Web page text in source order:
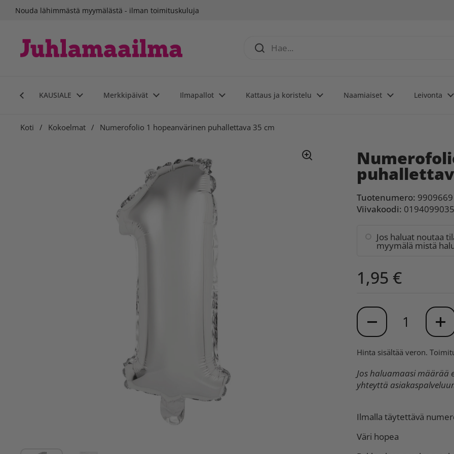
Siirry sisältöön
Nouda lähimmästä myymälästä - ilman toimituskuluja
KAUSIALE Merkkipäivät Ilmapallot Kattaus ja koristelu Naamiaiset Leivonta
Koti / Kokoelmat / Numerofolio 1 hopeanvärinen puhallettava 35 cm
Tuotenumero: 9909669
Viivakoodi:
Jos haluat noutaa
myymälä mistä
1,95 €
Määrä
Hinta sisältää veron.
Jos haluamaasi määrää
yhteyttä
Ilmalla täytettävä
Väri hopea